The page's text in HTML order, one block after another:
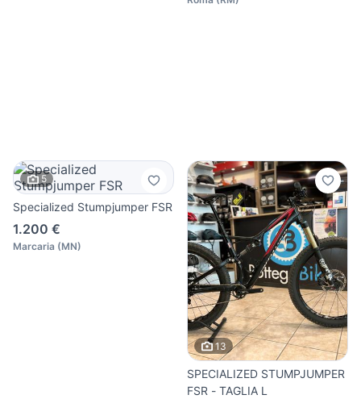
5
Specialized Stumpjumper FSR
1.200 €
Marcaria (MN)
13
SPECIALIZED STUMPJUMPER
FSR - TAGLIA L